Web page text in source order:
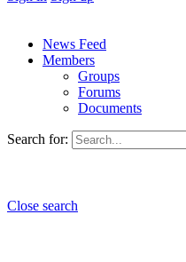
News Feed
Members
Groups
Forums
Documents
Search for:
Close search